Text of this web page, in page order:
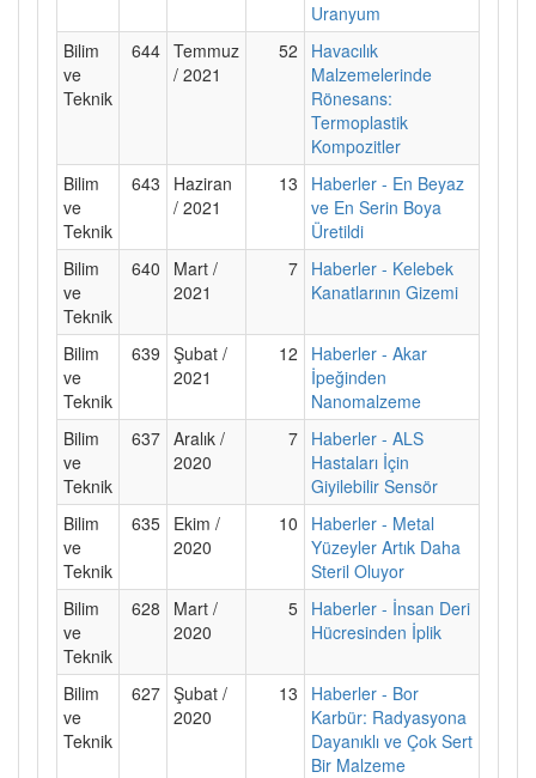
Uranyum
Bilim
ve
Teknik
644 Temmuz
/ 2021
52
Havacılık
Malzemelerinde
Rönesans:
Termoplastik
Kompozitler
Bilim
ve
Teknik
643
Haziran
/ 2021
13
Haberler - En Beyaz
ve En Serin Boya
Üretildi
Bilim
ve
Teknik
640
Mart /
2021
7 Haberler - Kelebek
Kanatlarının Gizemi
Bilim
ve
Teknik
639 Şubat /
2021
12
Haberler - Akar
İpeğinden
Nanomalzeme
Bilim
ve
Teknik
637 Aralık /
2020
7 Haberler - ALS
Hastaları İçin
Giyilebilir Sensör
Bilim
ve
Teknik
635 Ekim /
2020
10
Haberler - Metal
Yüzeyler Artık Daha
Steril Oluyor
Bilim
ve
Teknik
628
Mart /
2020
5 Haberler - İnsan Deri
Hücresinden İplik
Bilim
ve
Teknik
627 Şubat /
2020
13
Haberler - Bor
Karbür: Radyasyona
Dayanıklı ve Çok Sert
Bir Malzeme